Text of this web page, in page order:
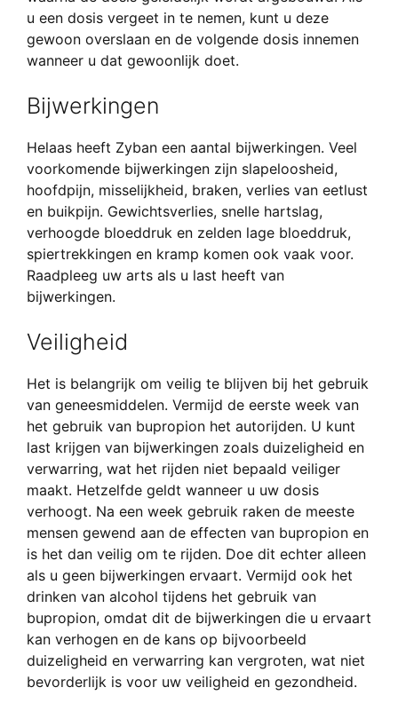
u een dosis vergeet in te nemen, kunt u deze
gewoon overslaan en de volgende dosis innemen
wanneer u dat gewoonlijk doet.
Bijwerkingen
Helaas heeft Zyban een aantal bijwerkingen. Veel
voorkomende bijwerkingen zijn slapeloosheid,
hoofdpijn, misselijkheid, braken, verlies van eetlust
en buikpijn. Gewichtsverlies, snelle hartslag,
verhoogde bloeddruk en zelden lage bloeddruk,
spiertrekkingen en kramp komen ook vaak voor.
Raadpleeg uw arts als u last heeft van
bijwerkingen.
Veiligheid
Het is belangrijk om veilig te blijven bij het gebruik
van geneesmiddelen. Vermijd de eerste week van
het gebruik van bupropion het autorijden. U kunt
last krijgen van bijwerkingen zoals duizeligheid en
verwarring, wat het rijden niet bepaald veiliger
maakt. Hetzelfde geldt wanneer u uw dosis
verhoogt. Na een week gebruik raken de meeste
mensen gewend aan de effecten van bupropion en
is het dan veilig om te rijden. Doe dit echter alleen
als u geen bijwerkingen ervaart. Vermijd ook het
drinken van alcohol tijdens het gebruik van
bupropion, omdat dit de bijwerkingen die u ervaart
kan verhogen en de kans op bijvoorbeeld
duizeligheid en verwarring kan vergroten, wat niet
bevorderlijk is voor uw veiligheid en gezondheid.